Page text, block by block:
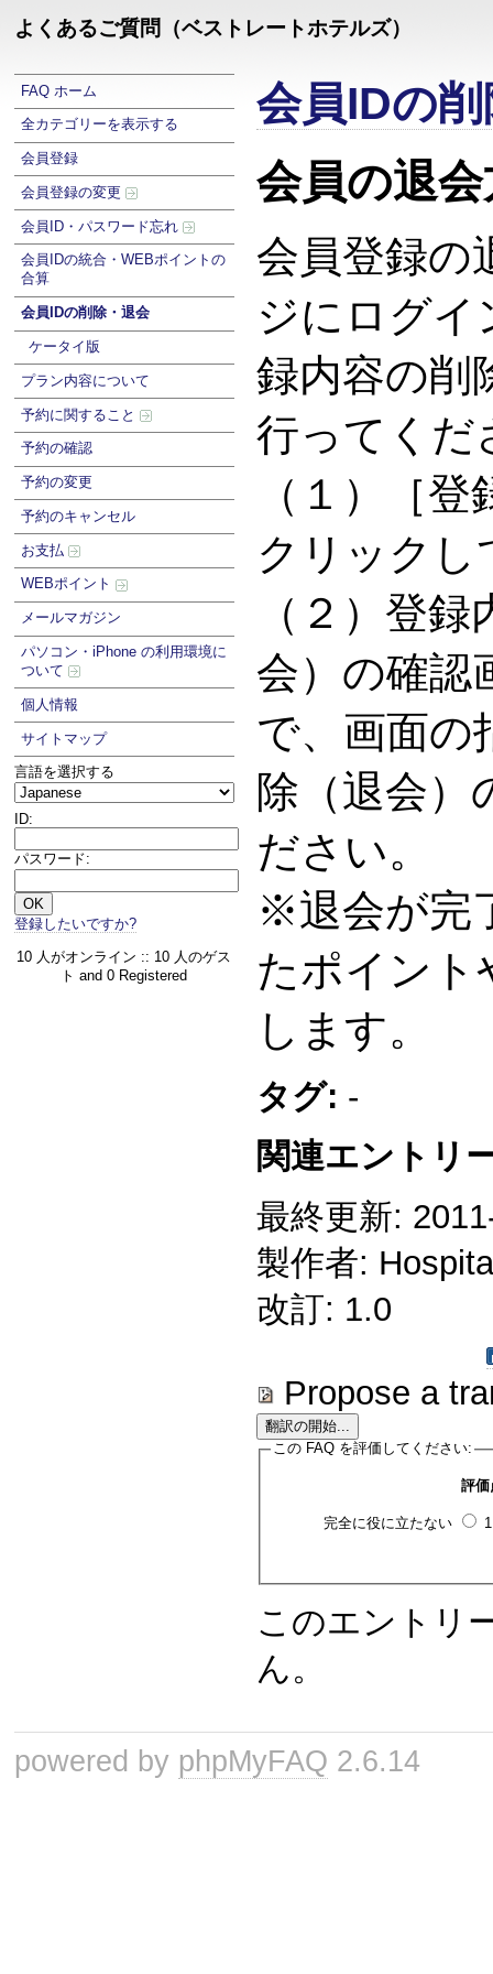
よくあるご質問（ベストレートホテルズ）
FAQ ホーム
全カテゴリーを表示する
会員登録
会員登録の変更
会員ID・パスワード忘れ
会員IDの統合・WEBポイントの
合算
会員IDの削除・退会
ケータイ版
プラン内容について
予約に関すること
予約の確認
予約の変更
予約のキャンセル
お支払
WEBポイント
メールマガジン
パソコン・iPhone の利用環境に
ついて
個人情報
サイトマップ
言語を選択する
ID:
パスワード:
登録したいですか?
10 人がオンライン :: 10 人のゲス
ト and 0 Registered
会員IDの
会員の退
会員登録の
ジにログイ
録内容の削
行ってくだ
（１）［
クリックし
（２）登
会）の確認
で、画面の
除（退会）
ださい。
※退会が完
たポイント
します。
タグ: -
関連エントリ
最終更新:
製作者:
改訂: 1.0
Propose a
この FAQ を評価してください:
評価
完全に役に立たない
このエントリ
ん。
powered by phpMyFAQ 2.6.14